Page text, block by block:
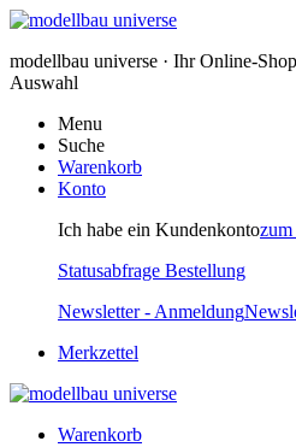
modellbau universe · Ihr Online-
Auswahl
Menu
Suche
Warenkorb
Konto
Ich habe ein Kundenkonto
Statusabfrage Bestellung
Newsletter - Anmeldung
Merkzettel
Warenkorb